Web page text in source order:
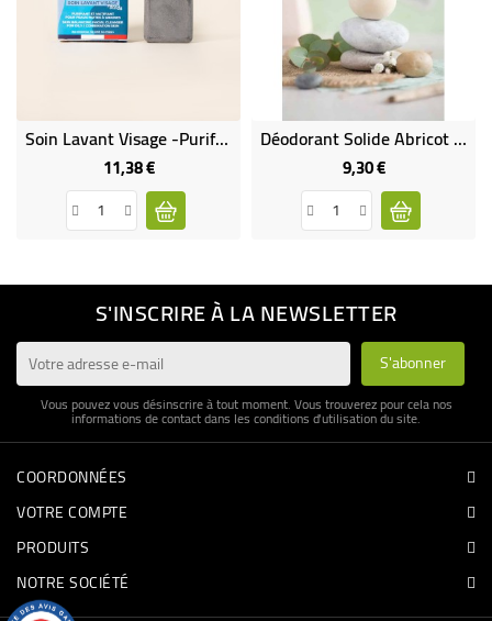
Soin Lavant Visage -Purifiant Et Matifiant
11,38 €Prix
Déodorant Solide Abricot Bio Végan
9,30 €Prix
S'INSCRIRE À LA NEWSLETTER
Vous pouvez vous désinscrire à tout moment. Vous trouverez pour cela nos
informations de contact dans les conditions d'utilisation du site.
COORDONNÉES
VOTRE COMPTE
PRODUITS
NOTRE SOCIÉTÉ